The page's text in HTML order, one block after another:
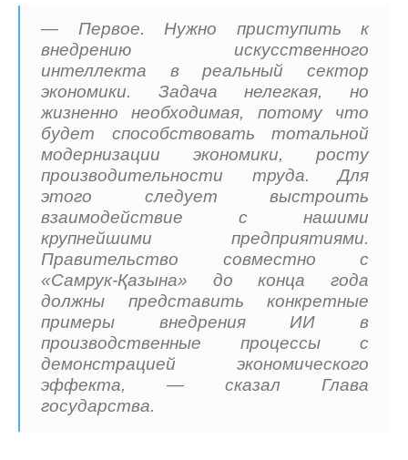
— Первое. Нужно приступить к
внедрению искусственного
интеллекта в реальный сектор
экономики. Задача нелегкая, но
жизненно необходимая, потому что
будет способствовать тотальной
модернизации экономики, росту
производительности труда. Для
этого следует выстроить
взаимодействие с нашими
крупнейшими предприятиями.
Правительство совместно с
«Самрук-Қазына» до конца года
должны представить конкретные
примеры внедрения ИИ в
производственные процессы с
демонстрацией экономического
эффекта, — сказал Глава
государства.